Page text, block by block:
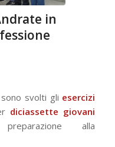
in
svolti gli esercizi
diciassette giovani
alla